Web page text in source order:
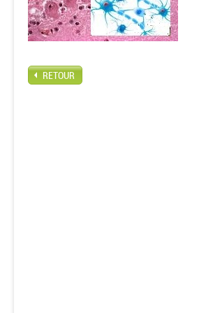
RETOUR